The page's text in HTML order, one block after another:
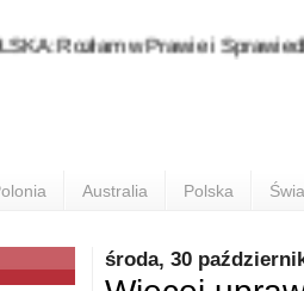
Rozłam w Prawie i
Australia Polska
środa, 30